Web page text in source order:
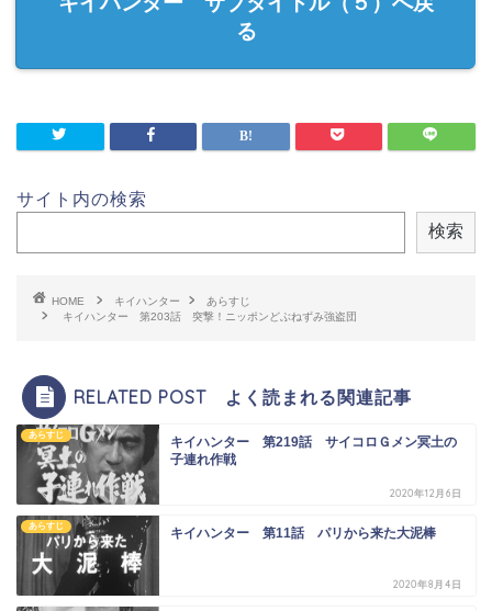
る
サイト内の検索
検索
HOME キイハンター
あらすじ
キイハンター 第203話 突撃！ニッポンどぶねずみ強盗団
RELATED POST よく読まれる関連記事
あらすじ
キイハンター 第219話 サイコロＧメン冥土の
子連れ作戦
2020年12月6日
あらすじ キイハンター 第11話 パリから来た大泥棒
2020年8月4日